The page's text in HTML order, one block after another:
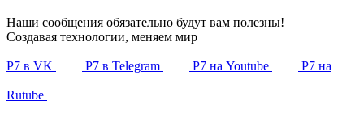
Наши сообщения обязательно будут вам полезны!
Создавая технологии, меняем мир
Р7 в VK Р7 в Telegram Р7 на Youtube Р7 на
Rutube